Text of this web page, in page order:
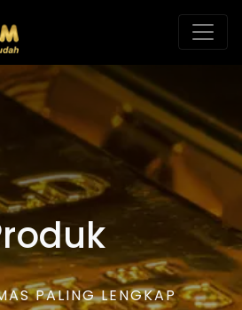
PALING LENGKAP